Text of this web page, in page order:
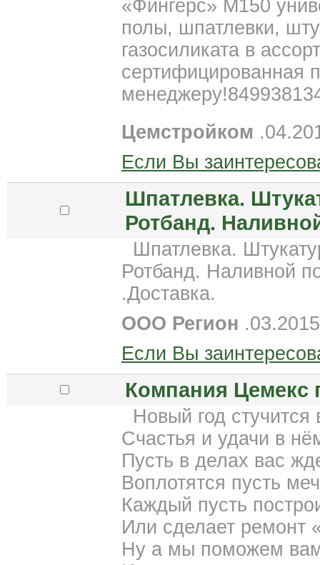
«Фингерс» М150
полы, шпатлевки,
газосиликата в
сертифицированная
Цемстройком
Если Вы
Шпатлевка.
Ротбанд.
Шпатлевка.
Ротбанд. Наливной
.Доставка.
ООО Регион
Если Вы
Компания Цемекс
Новый год
Счастья и удачи в
Пусть в делах вас
Воплотятся пусть
Каждый пусть
Или сделает ремонт
Ну а мы поможем